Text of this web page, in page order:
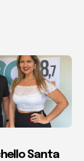
Santa